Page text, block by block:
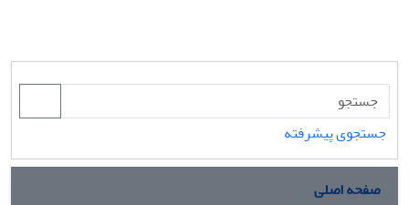
جستجوی پیشرفته
صفحه اصلی